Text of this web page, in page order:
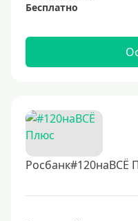
Бесплатно
Росбанк#120наВСЁ